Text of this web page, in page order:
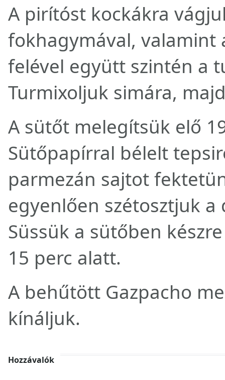
A pirítóst kockákra
fokhagymával, valamint
felével együtt szintén a
Turmixoljuk simára,
A sütőt melegítsük elő
Sütőpapírral bélelt
parmezán sajtot
egyenlően szétosztjuk
Süssük a sütőben
15 perc alatt.
A behűtött Gazpacho
kínáljuk.
Hozzávalók